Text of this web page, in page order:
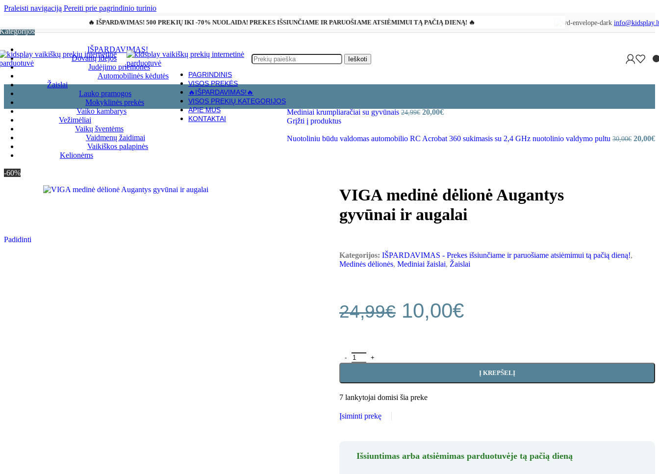
Praleisti navigaciją Pereiti prie pagrindinio turinio
🔥 IŠPARDAVIMAS! 500 PREKIŲ IKI -70% NUOLAIDA! PREKES IŠSIUNČIAME IR PARUOŠIAME ATSIĖMIMUI TĄ PAČIĄ DIENĄ! 🔥
Ieškoti
IŠPARDAVIMAS!
Dovanų idėjos
Judėjimo priemonės
Automobilinės kėdutės
Žaislai
Lauko pramogos
Mokyklinės prekės
Vaiko kambarys
Vežimėliai
Vaikų šventėms
Vaidmenų žaidimai
Vaikiškos palapinės
Kelionėms
PAGRINDINIS
VISOS PREKĖS
🔥IŠPARDAVIMAS!🔥
VISOS PREKIŲ KATEGORIJOS
APIE MUS
KONTAKTAI
Pagrindinis »VIGA medinė dėlionė Augantys gyvūnai ir augalai
Mediniai krumpliaračiai su gyvūnais 24,99€ 20,00€
Grįžti į produktus
Nuotoliniu būdu valdomas automobilio RC Acrobat 360 sukimasis su 2,4 GHz nuotolinio valdymo pultu 30,00€ 20,00€
-60%
Padidinti
VIGA medinė dėlionė Augantys
gyvūnai ir augalai
Kategorijos: IŠPARDAVIMAS - Prekes išsiunčiame ir paruošiame atsiėmimui tą pačią dieną!,
Medinės dėlionės, Mediniai žaislai, Žaislai
24,99€ 10,00€
Į KREPŠELĮ
7 lankytojai domisi šia preke
Įsiminti prekę
Išsiuntimas arba atsiėmimas parduotuvėje tą pačią dieną